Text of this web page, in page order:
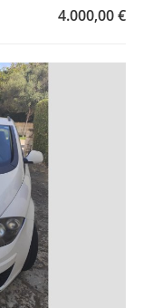
4.000,00 €